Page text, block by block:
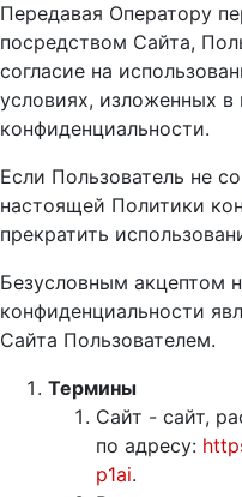
Передавая Оператору
посредством Сайта,
согласие на
условиях, изложенных
конфиденциальности.
Если Пользователь не
настоящей Политики
прекратить
Безусловным акцептом
конфиденциальности
Сайта Пользователем.
Термины
Сайт - сайт,
по адресу:
p1ai.